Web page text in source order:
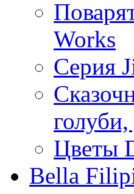
Works
Серия
Цветы
Bella